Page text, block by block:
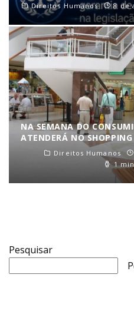
Direitos Humanos 8 de
NA SEMANA DO
ATENDERÁ NO
Direitos Humanos
1
Pesquisar